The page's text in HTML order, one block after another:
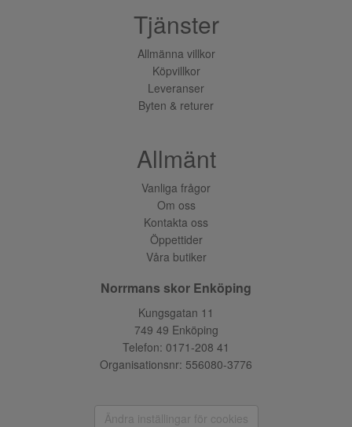
Tjänster
Allmänna villkor
Köpvillkor
Leveranser
Byten & returer
Allmänt
Vanliga frågor
Om oss
Kontakta oss
Öppettider
Våra butiker
Norrmans skor Enköping
Kungsgatan 11
749 49 Enköping
Telefon: 0171-208 41
Organisationsnr: 556080-3776
Ändra inställingar för cookies